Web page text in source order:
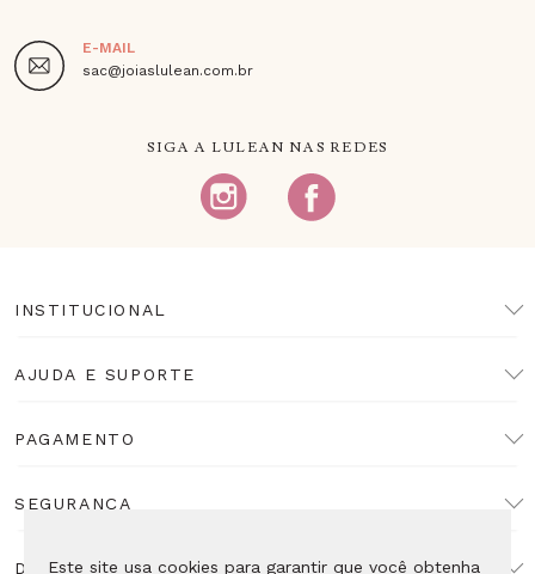
Este site usa cookies para garantir que você obtenha
E-MAIL
sac@joiaslulean.com.br
SIGA A LULEAN NAS REDES
INSTITUCIONAL
AJUDA E SUPORTE
PAGAMENTO
SEGURANÇA
DESENVOLVIMENTO